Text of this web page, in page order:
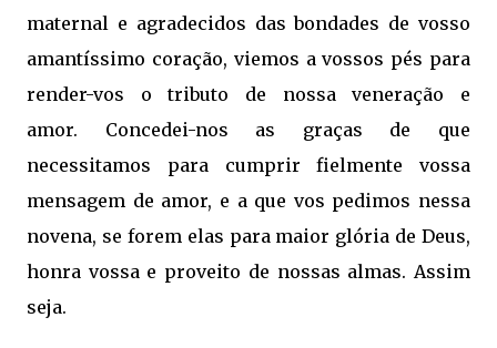
maternal e agradecidos das bondades de vosso
amantíssimo coração, viemos a vossos pés para
render-vos o tributo de nossa veneração e
amor. Concedei-nos as graças de que
necessitamos para cumprir fielmente vossa
mensagem de amor, e a que vos pedimos nessa
novena, se forem elas para maior glória de Deus,
honra vossa e proveito de nossas almas. Assim
seja.